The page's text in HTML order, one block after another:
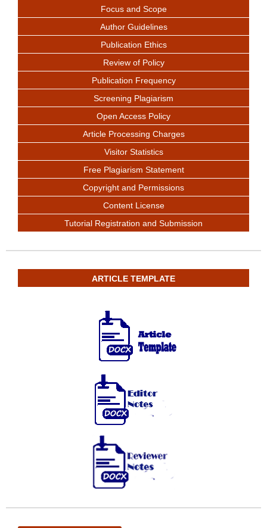
Focus and Scope
Author Guidelines
Publication Ethics
Review of Policy
Publication Frequency
Screening Plagiarism
Open Access Policy
Article Processing Charges
Visitor Statistics
Free Plagiarism Statement
Copyright and Permissions
Content License
Tutorial Registration and Submission
ARTICLE TEMPLATE